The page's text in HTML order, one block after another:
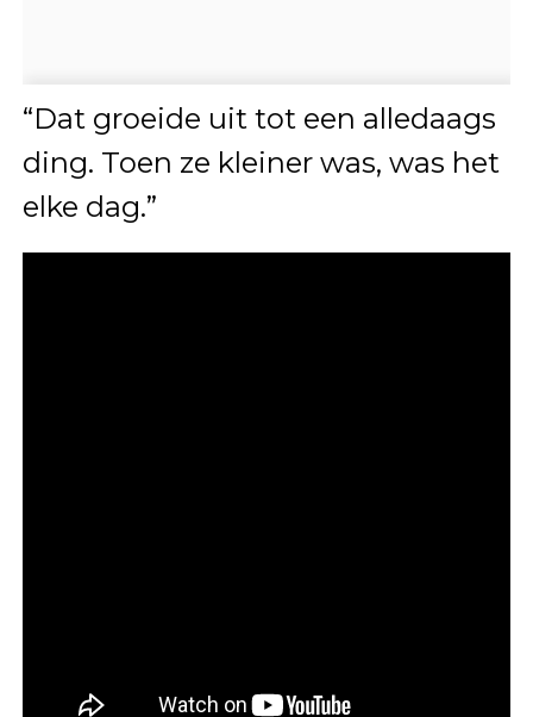
“Dat groeide uit tot een alledaags
ding. Toen ze kleiner was, was het
elke dag.”